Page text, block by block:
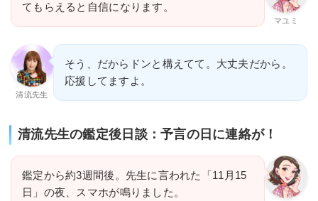
マユミ
てもらえると自信になります。
清流先生
そう、だからドンと構えてて。大丈夫だから。
応援してますよ。
清流先生の鑑定後日談：予言の日に連絡が！
鑑定から約3週間後。先生に言われた「11月15
日」の夜、スマホが鳴りました。